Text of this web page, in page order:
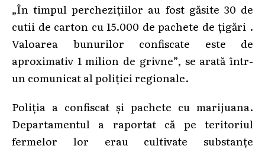
„În timpul perchezițiilor au fost găsite 30 de
cutii de carton cu 15.000 de pachete de țigări .
Valoarea bunurilor confiscate este de
aproximativ 1 milion de grivne”, se arată într-
un comunicat al poliției regionale.
Poliția a confiscat și pachete cu marijuana.
Departamentul a raportat că pe teritoriul
fermelor lor erau cultivate substanțe